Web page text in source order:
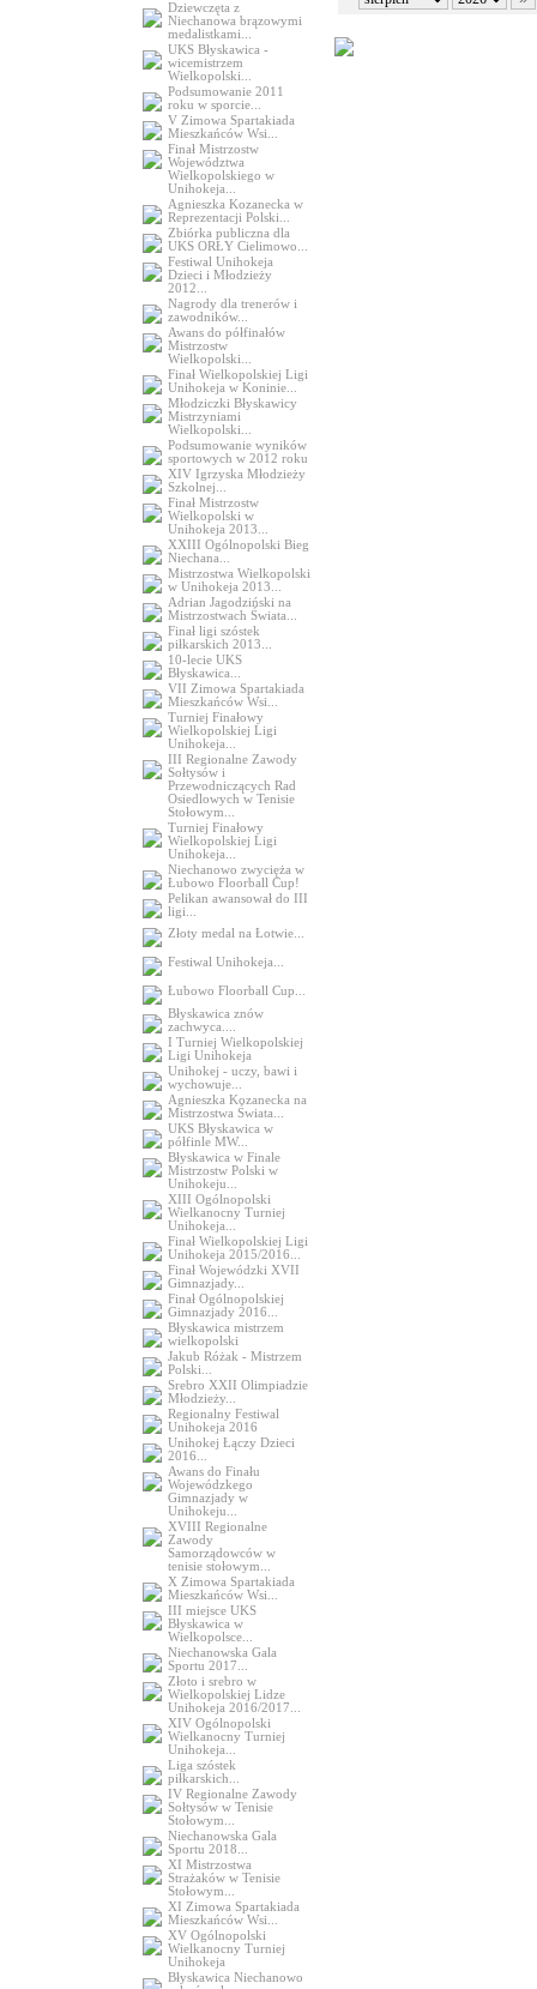
Dziewczęta z
Niechanowa brązowymi
medalistkami...
UKS Błyskawica -
wicemistrzem
Wielkopolski...
Podsumowanie 2011
roku w sporcie...
V Zimowa Spartakiada
Mieszkańców Wsi...
Finał Mistrzostw
Województwa
Wielkopolskiego w
Unihokeja...
Agnieszka Kozanecka w
Reprezentacji Polski...
Zbiórka publiczna dla
UKS ORŁY Cielimowo...
Festiwal Unihokeja
Dzieci i Młodzieży
2012...
Nagrody dla trenerów i
zawodników...
Awans do półfinałów
Mistrzostw
Wielkopolski...
Finał Wielkopolskiej Ligi
Unihokeja w Koninie...
Młodziczki Błyskawicy
Mistrzyniami
Wielkopolski...
Podsumowanie wyników
sportowych w 2012 roku
XIV Igrzyska Młodzieży
Szkolnej...
Finał Mistrzostw
Wielkopolski w
Unihokeja 2013...
XXIII Ogólnopolski Bieg
Niechana...
Mistrzostwa Wielkopolski
w Unihokeja 2013...
Adrian Jagodziński na
Mistrzostwach Świata...
Finał ligi szóstek
piłkarskich 2013...
10-lecie UKS
Błyskawica...
VII Zimowa Spartakiada
Mieszkańców Wsi...
Turniej Finałowy
Wielkopolskiej Ligi
Unihokeja...
III Regionalne Zawody
Sołtysów i
Przewodniczących Rad
Osiedlowych w Tenisie
Stołowym...
Turniej Finałowy
Wielkopolskiej Ligi
Unihokeja...
Niechanowo zwycięża w
Łubowo Floorball Cup!
Pelikan awansował do III
ligi...
Złoty medal na Łotwie...
Festiwal Unihokeja...
Łubowo Floorball Cup...
Błyskawica znów
zachwyca....
I Turniej Wielkopolskiej
Ligi Unihokeja
Unihokej - uczy, bawi i
wychowuje...
Agnieszka Kozanecka na
Mistrzostwa Świata...
UKS Błyskawica w
półfinle MW...
Błyskawica w Finale
Mistrzostw Polski w
Unihokeju...
XIII Ogólnopolski
Wielkanocny Turniej
Unihokeja...
Finał Wielkopolskiej Ligi
Unihokeja 2015/2016...
Finał Wojewódzki XVII
Gimnazjady...
Finał Ogólnopolskiej
Gimnazjady 2016...
Błyskawica mistrzem
wielkopolski
Jakub Różak - Mistrzem
Polski...
Srebro XXII Olimpiadzie
Młodzieży...
Regionalny Festiwal
Unihokeja 2016
Unihokej Łączy Dzieci
2016...
Awans do Finału
Wojewódzkego
Gimnazjady w
Unihokeju...
XVIII Regionalne
Zawody
Samorządowców w
tenisie stołowym...
X Zimowa Spartakiada
Mieszkańców Wsi...
III miejsce UKS
Błyskawica w
Wielkopolsce...
Niechanowska Gala
Sportu 2017...
Złoto i srebro w
Wielkopolskiej Lidze
Unihokeja 2016/2017...
XIV Ogólnopolski
Wielkanocny Turniej
Unihokeja...
Liga szóstek
piłkarskich...
IV Regionalne Zawody
Sołtysów w Tenisie
Stołowym...
Niechanowska Gala
Sportu 2018...
XI Mistrzostwa
Strażaków w Tenisie
Stołowym...
XI Zimowa Spartakiada
Mieszkańców Wsi...
XV Ogólnopolski
Wielkanocny Turniej
Unihokeja
Błyskawica Niechanowo